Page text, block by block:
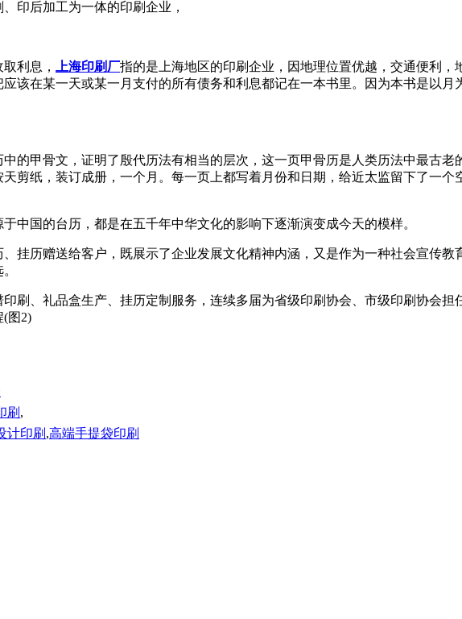
、印后加工为一体的印刷企业，
息， 上海印刷厂指的是上海地区的印刷企业，因地理位置优越，交通便利
把应该在某一天或某一月支付的所有债务和利息都记在一本书里。因为本书是以月为
的甲骨文，证明了殷代历法有相当的层次，这一页甲骨历是人类历法中最古老
按天剪纸，装订成册，一个月。每一页上都写着月份和日期，给近太监留下了
国的台历，都是在五千年中华文化的影响下逐渐演变成今天的模样。
挂历赠送给客户，既展示了企业发展文化精神内涵，又是作为一种社会宣传教育
、礼品盒生产、挂历定制服务，连续多届为省级印刷协会、市级印刷协会担任
刷 ,
计印刷 ,高端手提袋印刷